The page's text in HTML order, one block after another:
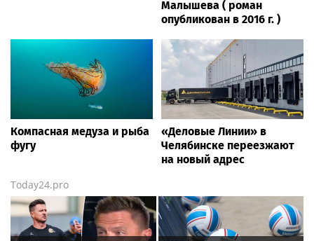
Малышева ( роман
опубликован в 2016 г. )
Компасная медуза и рыба
фугу
«Деловые Линии» в
Челябинске переезжают
на новый адрес
Today24.pro